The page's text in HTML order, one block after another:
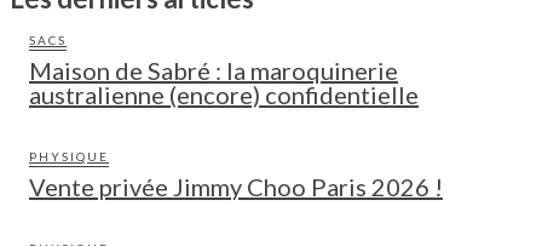
SACS
Maison de Sabré : la maroquinerie
australienne (encore) confidentielle
PHYSIQUE
Vente privée Jimmy Choo Paris 2026 !